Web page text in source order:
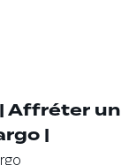
Affréter un
|